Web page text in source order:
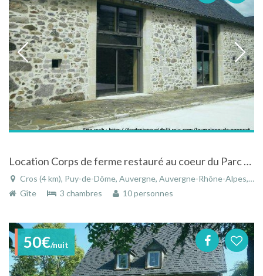
Location Corps de ferme restauré au coeur du Parc des Volcans d'Auvergne
Cros (4 km), Puy-de-Dôme, Auvergne, Auvergne-Rhône-Alpes, France
Gîte
3 chambres 10 personnes
50€/nuit